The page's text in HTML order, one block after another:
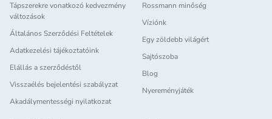
Tápszerekre vonatkozó kedvezmény
változások
Általános Szerződési Feltételek
Adatkezelési tájékoztatóink
Elállás a szerződéstől
Visszaélés bejelentési szabályzat
Akadálymentességi nyilatkozat
Rossmann minőség
Víziónk
Egy zöldebb világért
Sajtószoba
Blog
Nyereményjáték